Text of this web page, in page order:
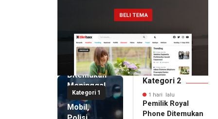
Kategori 1
1 hari lalu
Pemilik
Royal
Phone
Ditemukan
Meninggal
di Dalam
Mobil,
Kategori 2
1 hari lalu
Pemilik Royal
Phone Ditemukan